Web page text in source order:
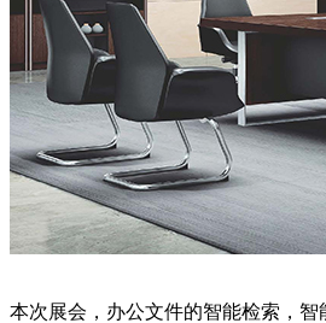
本次展会，办公文件的智能检索，智